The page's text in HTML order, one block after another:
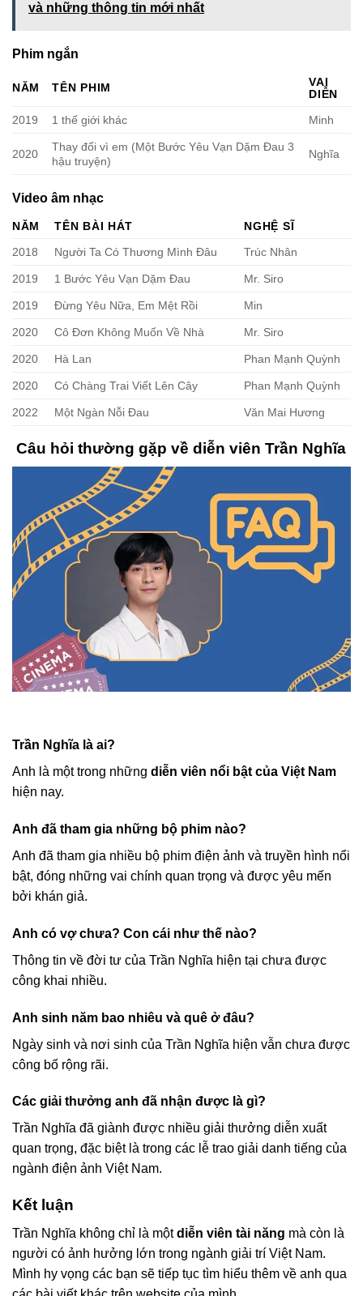
và những thông tin mới nhất
Phim ngắn
NĂM TÊN PHIM
VAI
DIỄN
2019
1 thế giới khác Minh
2020
Thay đổi vì em (Một Bước Yêu Vạn Dặm Đau 3
hậu truyện)
Nghĩa
Video âm nhạc
NĂM TÊN BÀI HÁT
NGHỆ SĨ
2018
Người Ta Có Thương Mình Đâu Trúc Nhân
2019 1 Bước Yêu Vạn Dặm Đau Mr. Siro
2019 Đừng Yêu Nữa, Em Mệt Rồi Min
2020 Cô Đơn Không Muốn Về Nhà Mr. Siro
2020 Hà Lan Phan Mạnh Quỳnh
2020 Có Chàng Trai Viết Lên Cây Phan Mạnh Quỳnh
2022 Một Ngàn Nỗi Đau Văn Mai Hương
Câu hỏi thường gặp về diễn viên Trần Nghĩa
Trần Nghĩa là ai?
Anh là một trong những diễn viên nổi bật của Việt Nam
hiện nay.
Anh đã tham gia những bộ phim nào?
Anh đã tham gia nhiều bộ phim điện ảnh và truyền hình nổi
bật, đóng những vai chính quan trọng và được yêu mến
bởi khán giả.
Anh có vợ chưa? Con cái như thế nào?
Thông tin về đời tư của Trần Nghĩa hiện tại chưa được
công khai nhiều.
Anh sinh năm bao nhiêu và quê ở đâu?
Ngày sinh và nơi sinh của Trần Nghĩa hiện vẫn chưa được
công bố rộng rãi.
Các giải thưởng anh đã nhận được là gì?
Trần Nghĩa đã giành được nhiều giải thưởng diễn xuất
quan trọng, đặc biệt là trong các lễ trao giải danh tiếng của
ngành điện ảnh Việt Nam.
Kết luận
Trần Nghĩa không chỉ là mộtdiễn viên tài năng mà còn là
người có ảnh hưởng lớn trong ngành giải trí Việt Nam.
Mình hy vọng các bạn sẽ tiếp tục tìm hiểu thêm về anh qua